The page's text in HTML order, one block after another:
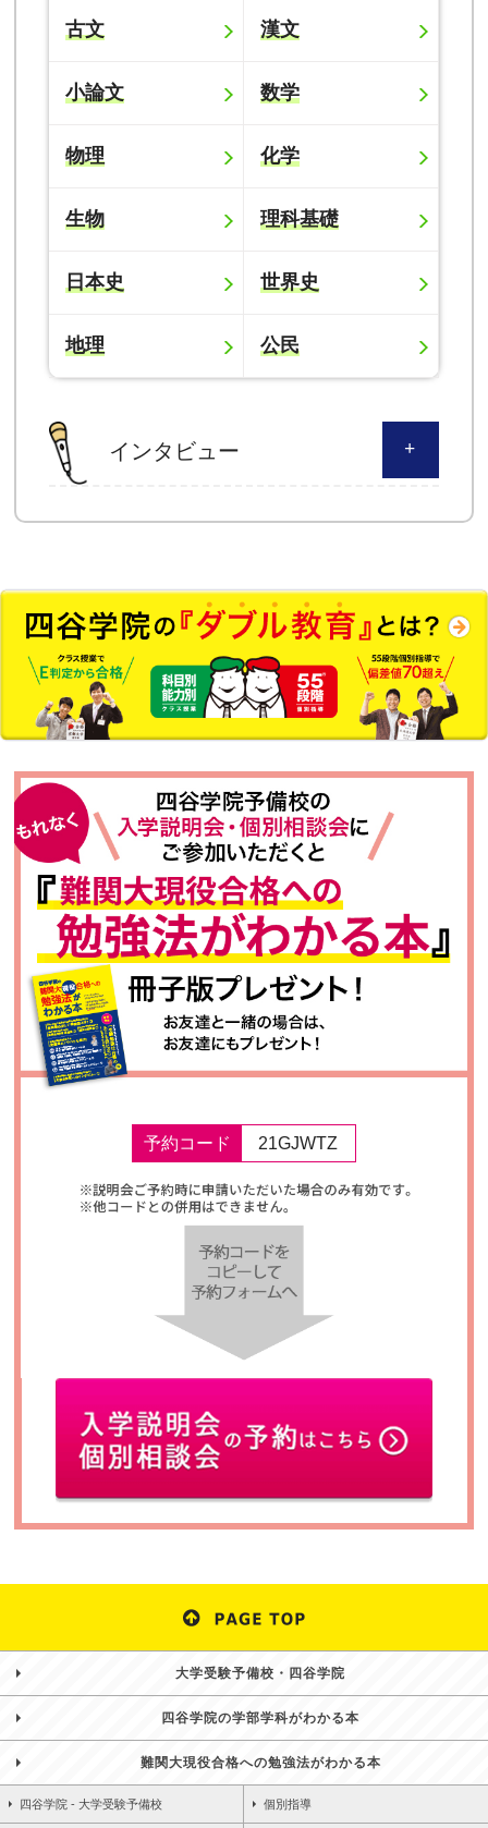
古文 漢文
小論文 数学
物理 化学
生物 理科基礎
日本史 世界史
地理 公民
インタビュー
予約コード 21GJWTZ
大学受験予備校・四谷学院
四谷学院の学部学科がわかる本
難関大現役合格への勉強法がわかる本
四谷学院 - 大学受験予備校 個別指導